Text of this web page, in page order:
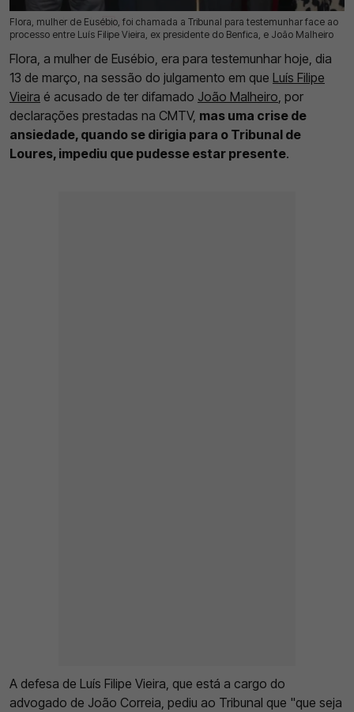
Flora, mulher de Eusébio, foi chamada a Tribunal para testemunhar face ao
processo entre Luís Filipe Vieira, ex presidente do Benfica, e João Malheiro
13 Mar 2026 | 18:40 | 0
Flora, a mulher de Eusébio, era para testemunhar hoje, dia
13 de março, na sessão do julgamento em que Luís Filipe
Vieira é acusado de ter difamado João Malheiro, por
declarações prestadas na CMTV, mas uma crise de
ansiedade, quando se dirigia para o Tribunal de
Loures, impediu que pudesse estar presente.
A defesa de Luís Filipe Vieira, que está a cargo do
advogado de João Correia, pediu ao Tribunal que "que seja